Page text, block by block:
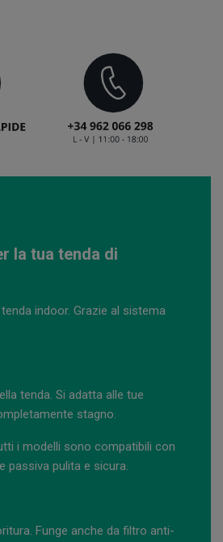
la tua tenda di
indoor. Grazie al sistema
tenda. Si adatta alle tue
stagno.
i modelli sono compatibili con
passiva pulita e sicura.
Funge anche da filtro anti-